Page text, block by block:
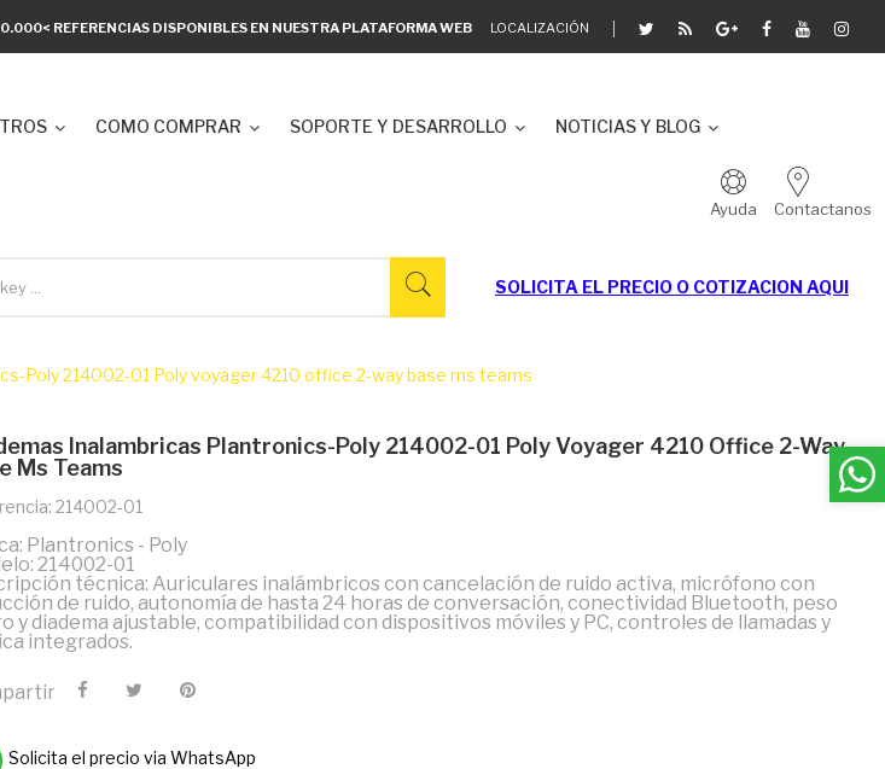
REFERENCIAS DISPONIBLES EN NUESTRA PLATAFORMA WEB LOCALIZACIÓN
COMO COMPRAR SOPORTE Y DESARROLLO NOTICIAS Y BLOG
Ayuda Contactanos
SOLICITA EL PRECIO O COTIZACION AQUI
Poly 214002-01 Poly voyager 4210 office 2-way base ms teams
Inalambricas Plantronics-Poly 214002-01 Poly Voyager 4210 Office 2-Way
Ms Teams
214002-01
Plantronics - Poly
214002-01
técnica: Auriculares inalámbricos con cancelación de ruido activa, micrófono con
de ruido, autonomía de hasta 24 horas de conversación, conectividad Bluetooth, peso
y diadema ajustable, compatibilidad con dispositivos móviles y PC, controles de llamadas y
integrados.
Solicita el precio via WhatsApp